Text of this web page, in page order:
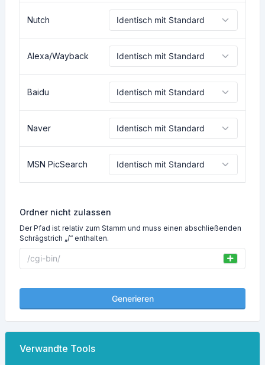
Nutch
Alexa/Wayback
Baidu
Naver
MSN PicSearch
Ordner nicht zulassen
Der Pfad ist relativ zum Stamm und muss einen abschließenden
Schrägstrich „/“ enthalten.
Generieren
Verwandte Tools